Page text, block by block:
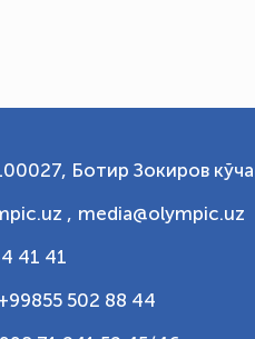
Ботир Зокиров
, media@olympic.uz
41 41
502 88 44